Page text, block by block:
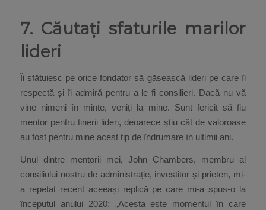
7. Căutați sfaturile marilor
lideri
Îi sfătuiesc pe orice fondator să găsească lideri pe care îi
respectă și îi admiră pentru a le fi consilieri. Dacă nu vă
vine nimeni în minte, veniți la mine. Sunt fericit să fiu
mentor pentru tinerii lideri, deoarece știu cât de valoroase
au fost pentru mine acest tip de îndrumare în ultimii ani.
Unul dintre mentorii mei, John Chambers, membru al
consiliului nostru de administrație, investitor și prieten, mi-
a repetat recent aceeași replică pe care mi-a spus-o la
începutul anului 2020: „Acesta este momentul în care